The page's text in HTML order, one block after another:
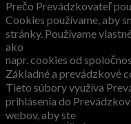
Prečo Prevádzkovateľ
Cookies používame, aby
stránky. Používame
ako
napr. cookies od
Základné a prevádzkové
Tieto súbory využíva
prihlásenia do
webov, aby ste